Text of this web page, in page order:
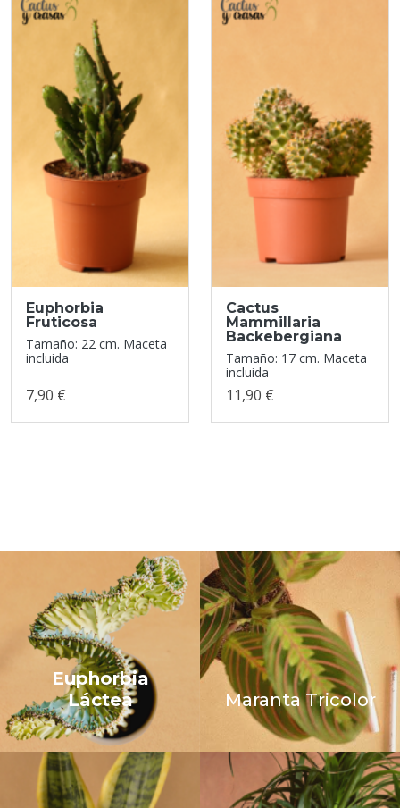
Euphorbia
Fruticosa
Tamaño: 22 cm. Maceta
incluida
7,90 €
Cactus
Mammillaria
Backebergiana
Tamaño: 17 cm. Maceta
incluida
11,90 €
Euphorbia
Láctea
Maranta Tricolor